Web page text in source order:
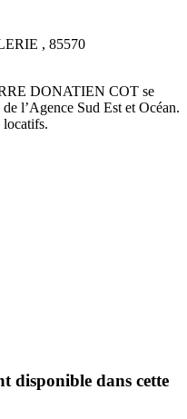
, 85570
DONATIEN COT se
l’Agence Sud Est et Océan.
locatifs.
disponible dans cette